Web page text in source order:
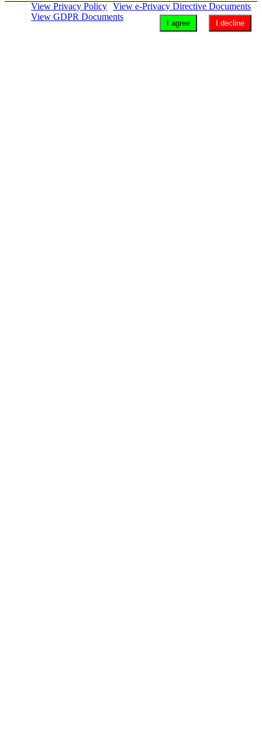
View Privacy Policy View e-Privacy Directive Documents
View GDPR Documents
I decline
I agree